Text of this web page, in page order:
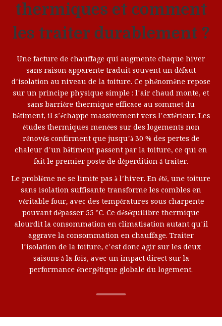
thermiques et comment
les traiter durablement ?
Une facture de chauffage qui augmente chaque hiver
sans raison apparente traduit souvent un défaut
d’isolation au niveau de la toiture. Ce phénomène repose
sur un principe physique simple : l’air chaud monte, et
sans barrière thermique efficace au sommet du
bâtiment, il s’échappe massivement vers l’extérieur. Les
études thermiques menées sur des logements non
rénovés confirment que jusqu’à 30 % des pertes de
chaleur d’un bâtiment passent par la toiture, ce qui en
fait le premier poste de déperdition à traiter.
Le problème ne se limite pas à l’hiver. En été, une toiture
sans isolation suffisante transforme les combles en
véritable four, avec des températures sous charpente
pouvant dépasser 55 °C. Ce déséquilibre thermique
alourdit la consommation en climatisation autant qu’il
aggrave la consommation en chauffage. Traiter
l’isolation de la toiture, c’est donc agir sur les deux
saisons à la fois, avec un impact direct sur la
performance énergétique globale du logement.